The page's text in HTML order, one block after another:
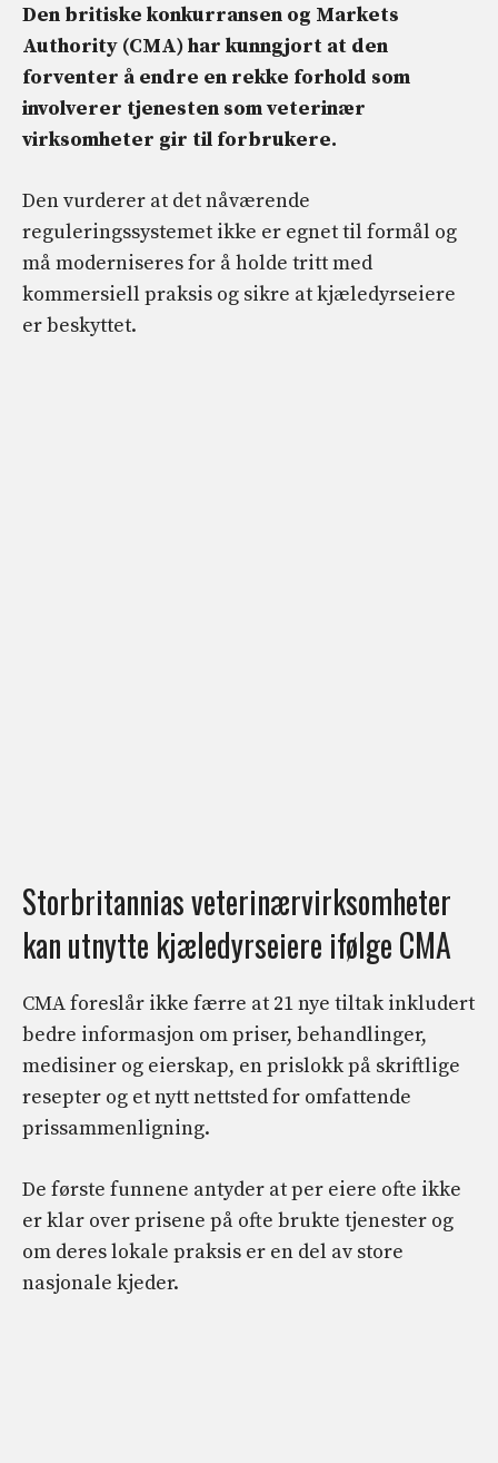
Den britiske konkurransen og Markets
Authority (CMA) har kunngjort at den
forventer å endre en rekke forhold som
involverer tjenesten som veterinær
virksomheter gir til forbrukere.
Den vurderer at det nåværende
reguleringssystemet ikke er egnet til formål og
må moderniseres for å holde tritt med
kommersiell praksis og sikre at kjæledyrseiere
er beskyttet.
Storbritannias veterinærvirksomheter
kan utnytte kjæledyrseiere ifølge CMA
CMA foreslår ikke færre at 21 nye tiltak inkludert
bedre informasjon om priser, behandlinger,
medisiner og eierskap, en prislokk på skriftlige
resepter og et nytt nettsted for omfattende
prissammenligning.
De første funnene antyder at per eiere ofte ikke
er klar over prisene på ofte brukte tjenester og
om deres lokale praksis er en del av store
nasjonale kjeder.